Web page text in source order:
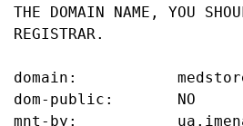
THE DOMAIN NAME, YOU
REGISTRAR.
domain:
dom-public:       NO
mnt-by: